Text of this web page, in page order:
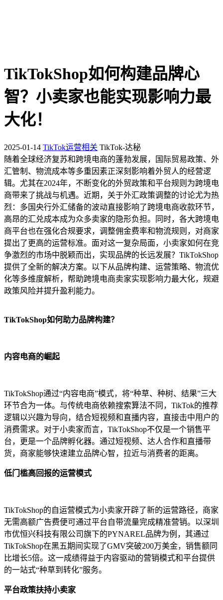
TikTokShop如何构建品牌心
智？小卖家也能实现影响力最
大化！
2025-01-14 TikTok运营相关 TikTok-达秘
随着全球经济复苏和跨境电商的蓬勃发展，国际贸易政策、外
汇管制、物流成本等多重因素正深刻影响着外贸人的经营逻
辑。尤其在2024年，不断变化的外贸政策和平台规则为跨境电
商带来了挑战与机遇。近期，关于外汇政策调整的讨论尤为热
烈：多国央行外汇储备的波动直接影响了跨境电商收款环节，
高昂的汇兑成本成为众多卖家的隐形负担。同时，各大跨境电
商平台也在强化合规要求，调整佣金费率和物流规则，对商家
提出了更高的运营标准。面对这一复杂局面，小卖家如何在竞
争激烈的市场中脱颖而出，实现品牌的长远发展？TikTokShop
提供了全新的解决方案。以下从品牌构建、运营策略、物流优
化等多维度解析，帮助跨境电商卖家实现影响力最大化，规避
政策风险并提升盈利能力。
TikTokShop如何助力品牌构建？
内容电商的崛起
TikTokShop通过“内容电商”模式，将“种草、种树、结果”三大
环节合为一体。与传统电商依赖搜索算法不同，TikTok的推荐
逻辑以兴趣为导向，结合短视频和直播内容，直接击中用户的
消费需求。对于小卖家而言，TikTokShop不仅是一个销售平
台，更是一个品牌孵化器。通过短视频、达人合作和直播带
货，商家能够快速建立品牌心智，拉近与消费者的距离。
低门槛高回报的运营模式
TikTokShop的自运营模式为小卖家开辟了新的运营路径，商家
无需高额广告费便可通过平台自带流量完成精准营销。以深圳
市优恒兴科技有限公司旗下的PYNAREL品牌为例，其通过
TikTokShop在黑五期间实现了GMV突破200万美金，销售额同
比增长5倍。这一成绩得益于内容驱动的营销模式和平台提供
的一站式“种草到转化”服务。
平台政策扶持小卖家